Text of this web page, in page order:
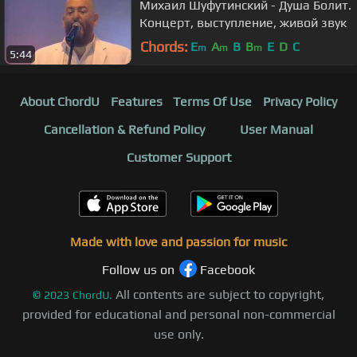
5:44
Михаил Шуфутинский - Душа Болит.
Концерт, выступление, живой звук
Chords: Em Am B Bm E D C
About ChordU Features Terms Of Use
Privacy Policy
Cancellation & Refund Policy
User Manual
Customer Support
Made with love and passion for music
Follow us on
Facebook
© 2023 ChordU. All contents are subject to copyright,
provided for educational and personal non-commercial
use only.